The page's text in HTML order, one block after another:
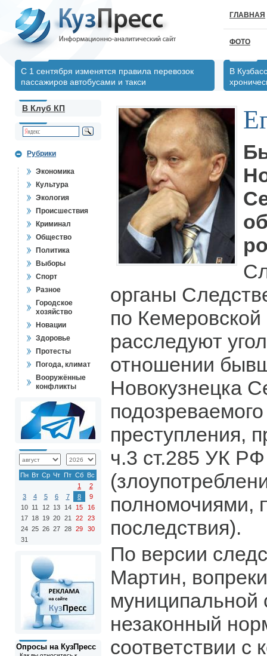
ГЛАВНАЯ
ФОТО
С 1 сентября изменятся правила перевозок
пассажиров автобусами и такси
В
В Клуб КП
Рубрики
Экономика
Культура
Экология
Происшествия
Криминал
Общество
Политика
Выборы
Спорт
Разное
Городское
хозяйство
Новации
Здоровье
Протесты
Погода, климат
Вооружённые
конфликты
Пн Вт Ср Чт Пт Сб Вс
1
2
3
4 5 6 7 8
9
10 11 12 13 14 15
16
17 18 19 20 21 22
23
24 25 26 27 28 29
30
31
Опросы на КузПресс
органы
по Кемеровской
расследуют
отношении
Новокузнецка
преступления,
ч.3 ст.285 УК РФ
полномочиями,
последствия).
По версии
Мартин,
муниципальной
незаконный
соответствии с